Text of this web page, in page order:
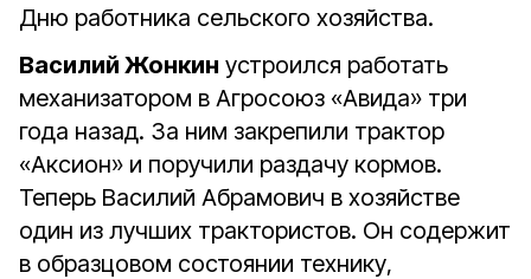
Дню работника сельского хозяйства.
Василий Жонкин устроился работать
механизатором в Агросоюз «Авида» три
года назад. За ним закрепили трактор
«Аксион» и поручили раздачу кормов.
Теперь Василий Абрамович в хозяйстве
один из лучших трактористов. Он содержит
в образцовом состоянии технику,